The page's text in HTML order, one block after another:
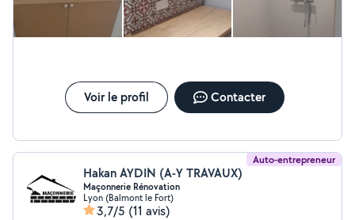
Voir le profil Contacter
Auto-entrepreneur
Hakan AYDIN (A-Y TRAVAUX)
Maçonnerie Rénovation
Lyon (Balmont le Fort)
3,7/5 (11 avis)